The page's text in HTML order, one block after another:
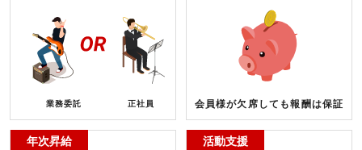
業務委託 正社員 会員様が欠席しても報酬は保証
年次昇給 活動支援